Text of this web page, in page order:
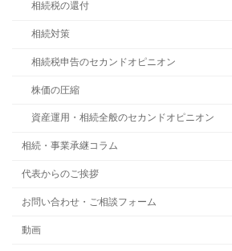
相続税の還付
相続対策
相続税申告のセカンドオピニオン
株価の圧縮
資産運用・相続全般のセカンドオピニオン
相続・事業承継コラム
代表からのご挨拶
お問い合わせ・ご相談フォーム
動画